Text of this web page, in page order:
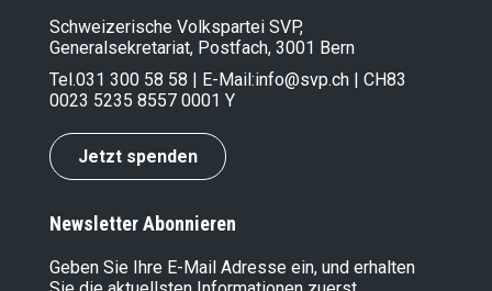
Schweizerische Volkspartei SVP,
Generalsekretariat, Postfach, 3001 Bern
Tel.031 300 58 58 | E-Mail:info@svp.ch | CH83
0023 5235 8557 0001 Y
Jetzt spenden
Newsletter Abonnieren
Geben Sie Ihre E-Mail Adresse ein, und erhalten